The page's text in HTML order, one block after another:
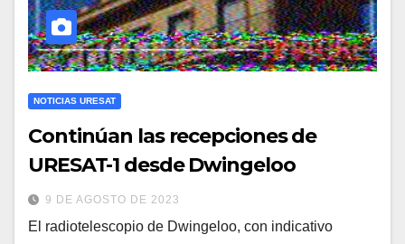
NOTICIAS URESAT
Continúan las recepciones de
URESAT-1 desde Dwingeloo
9 DE AGOSTO DE 2023
El radiotelescopio de Dwingeloo, con indicativo